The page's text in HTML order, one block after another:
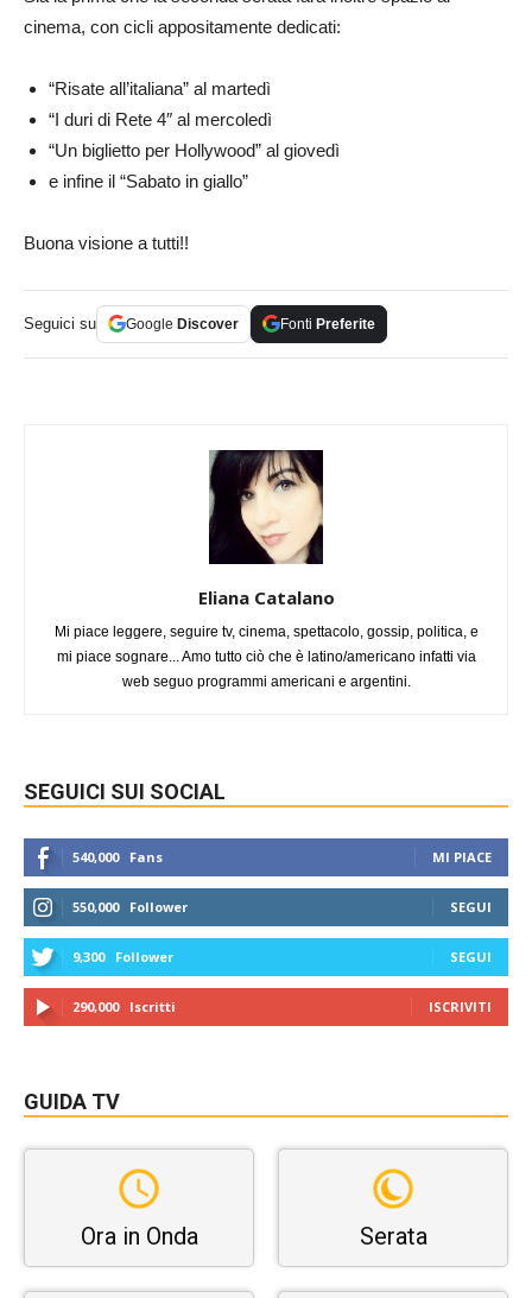
cinema, con cicli appositamente dedicati:
“Risate all’italiana” al martedì
“I duri di Rete 4″ al mercoledì
“Un biglietto per Hollywood” al giovedì
e infine il “Sabato in giallo”
Buona visione a tutti!!
Seguici su Google Discover Fonti Preferite
Eliana Catalano
Mi piace leggere, seguire tv, cinema, spettacolo, gossip, politica, e
mi piace sognare... Amo tutto ciò che è latino/americano infatti via
web seguo programmi americani e argentini.
SEGUICI SUI SOCIAL
540,000 Fans MI PIACE
550,000 Follower SEGUI
9,300 Follower SEGUI
290,000 Iscritti ISCRIVITI
GUIDA TV
Ora in Onda Serata